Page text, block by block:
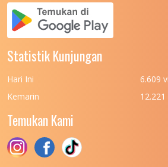
UNIVERSITAS PADJADJARAN
UNIVERSITAS PATTIMURA
(UPN) VETERAN JAKARTA
UNIVERSITAS PEMBANGUNAN
(UPN) VETERAN JAWA TIMUR
UNIVERSITAS PEMBANGUNAN
Statistik Kunjungan
Hari Ini
6.609
Kemarin
Temukan Kami